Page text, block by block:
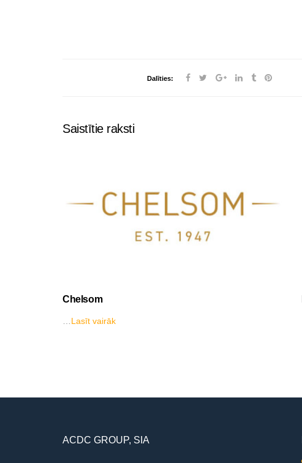
Dalīties:
Saistītie raksti
Chelsom
Lasīt vairāk
ACDC GROUP, SIA